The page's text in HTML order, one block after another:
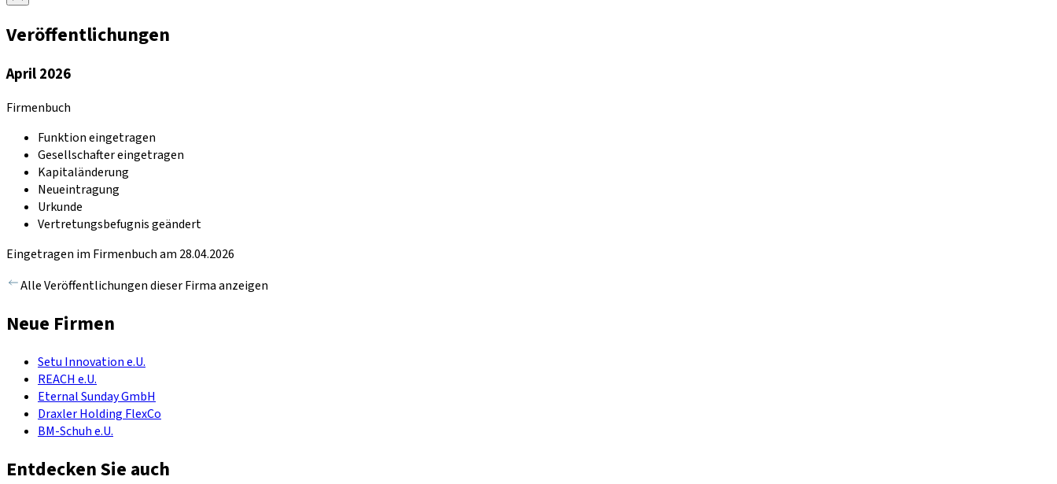
Veröffentlichungen
April 2026
Firmenbuch
Funktion eingetragen
Gesellschafter eingetragen
Kapitaländerung
Neueintragung
Urkunde
Vertretungsbefugnis geändert
Eingetragen im Firmenbuch am 28.04.2026
Alle Veröffentlichungen dieser Firma anzeigen
Neue Firmen
Setu Innovation e.U.
REACH e.U.
Eternal Sunday GmbH
Draxler Holding FlexCo
BM-Schuh e.U.
Entdecken Sie auch